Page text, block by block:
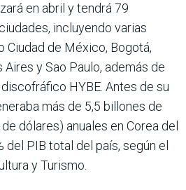
en abril y tendrá 79
incluyendo varias
Ciudad de México, Bogotá,
Aires y Sao Paulo, además de
HYBE. Antes de su
más de 5,5 billones de
dólares) anuales en Corea del
del PIB total del país, según el
y Turismo.